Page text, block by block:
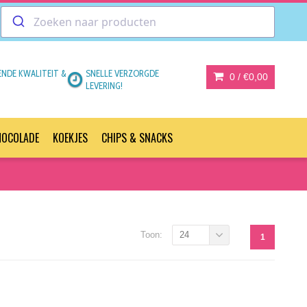
KWALITEIT &
SNELLE VERZORGDE
LEVERING!
0 / €0,00
KOEKJES CHIPS & SNACKS
1
Toon: 24